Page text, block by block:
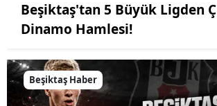
Beşiktaş'tan 5 Büyük Ligden
Dinamo Hamlesi!
Beşiktaş Haber